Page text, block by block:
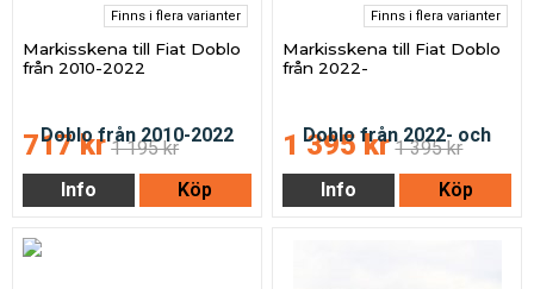
Finns i flera varianter
Markisskena till Fiat Doblo
från 2010-2022
717 kr 1 195 kr
Info
Köp
Finns i flera varianter
Markisskena till Fiat Doblo
från 2022-
1 395 kr 1 395 kr
Info
Köp